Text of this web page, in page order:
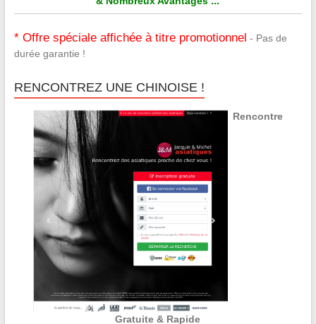
* Offre spéciale affichée à titre promotionnel - Pas de
durée garantie !
RENCONTREZ UNE CHINOISE !
Rencontre
Gratuite & Rapide